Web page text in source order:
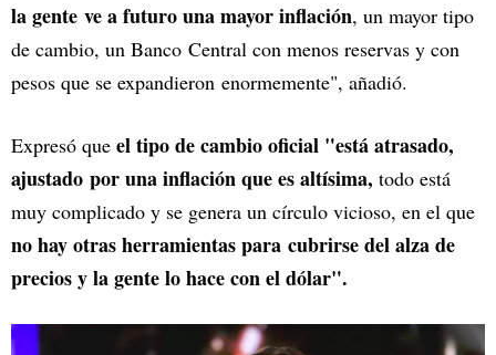
la gente ve a futuro una mayor inflación, un mayor tipo
de cambio, un Banco Central con menos reservas y con
pesos que se expandieron enormemente", añadió.
Expresó que el tipo de cambio oficial "está atrasado,
ajustado por una inflación que es altísima, todo está
muy complicado y se genera un círculo vicioso, en el que
no hay otras herramientas para cubrirse del alza de
precios y la gente lo hace con el dólar".